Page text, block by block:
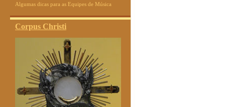
Algumas dicas para as Equipes de Música
Corpus Christi